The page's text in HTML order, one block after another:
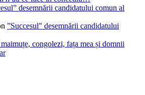
desemnării candidatului comun al
”Succesul” desemnării candidatului
maimuțe, congolezi, fața mea și domnii